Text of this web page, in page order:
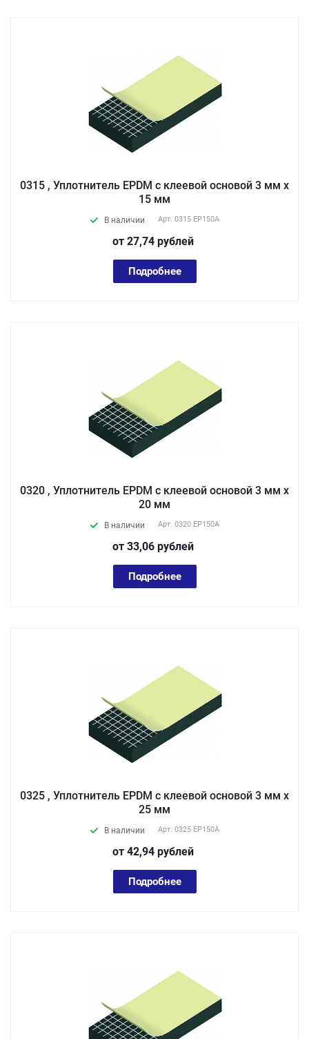
0315 , Уплотнитель EPDM с клеевой основой 3 мм х
15 мм
В наличии Арт. 0315 EP150А
от 27,74 рублей
Подробнее
0320 , Уплотнитель EPDM с клеевой основой 3 мм х
20 мм
В наличии Арт. 0320 EP150А
от 33,06 рублей
Подробнее
0325 , Уплотнитель EPDM с клеевой основой 3 мм х
25 мм
В наличии Арт. 0325 EP150А
от 42,94 рублей
Подробнее